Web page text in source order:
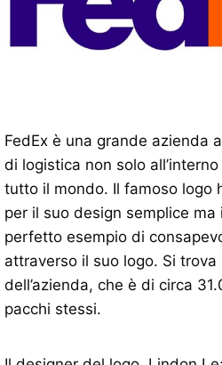
FedEx è una grande azienda
di logistica non solo
tutto il mondo. Il famoso logo
per il suo design semplice
perfetto esempio di
attraverso il suo logo. Si
dell’azienda, che è di circa
pacchi stessi.